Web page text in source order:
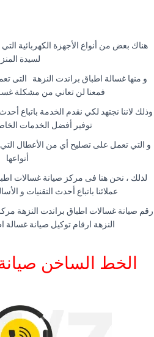
هناك بعض من أنواع الأجهزة الكهربائية
لسيدة
و منها غسالة اطباق براندت النزهة التى
فمعنا لن تعاني من مشكلة
وذلك لاننا نجتهد لكي نقدم الخدمة باتباع
توفير أفضل الخدمات
و التي تعمل على تصليح أي من الأعطال التي
أنواعها
لذلك ، نحن هنا فى مركز صيانة غسالات
عملائنا باتباع أحدث التقنيات و
رقم صيانة غسالات اطباق براندت النزهة
النزهة ارقام توكيل صيانة غسالة
الخط الساخن